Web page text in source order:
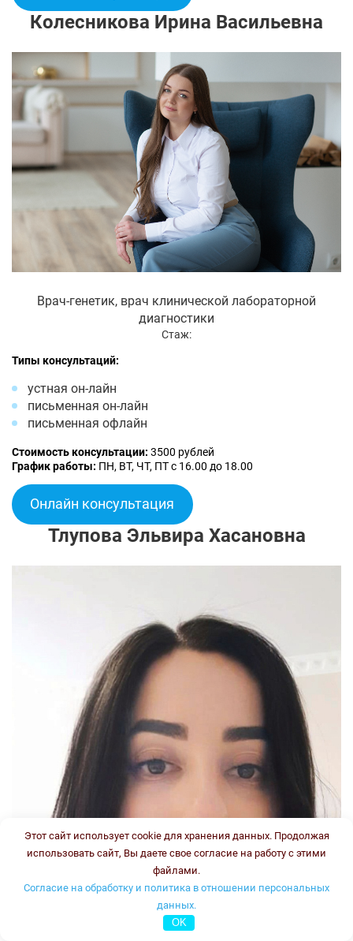
Колесникова Ирина Васильевна
Врач-генетик, врач клинической лабораторной
диагностики
Стаж:
Типы консультаций:
устная он-лайн
письменная он-лайн
письменная офлайн
Стоимость консультации: 3500 рублей
График работы: ПН, ВТ, ЧТ, ПТ с 16.00 до 18.00
Онлайн консультация
Тлупова Эльвира Хасановна
Этот сайт использует cookie для хранения данных. Продолжая
использовать сайт, Вы даете свое согласие на работу с этими
файлами.
Согласие на обработку и политика в отношении персональных
данных.
OK